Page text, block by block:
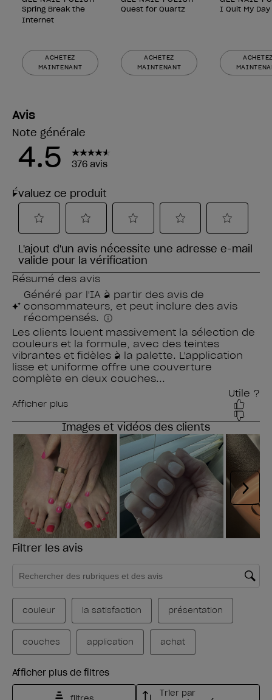
Spring Break the
Internet
ACHETEZ
MAINTENANT
Quest for Quartz
ACHETEZ
MAINTENANT
I Quit My